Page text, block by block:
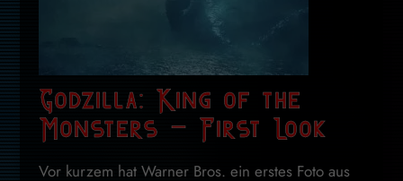
Godzilla: King of the
Monsters – First Look
Vor kurzem hat Warner Bros. ein erstes Foto aus